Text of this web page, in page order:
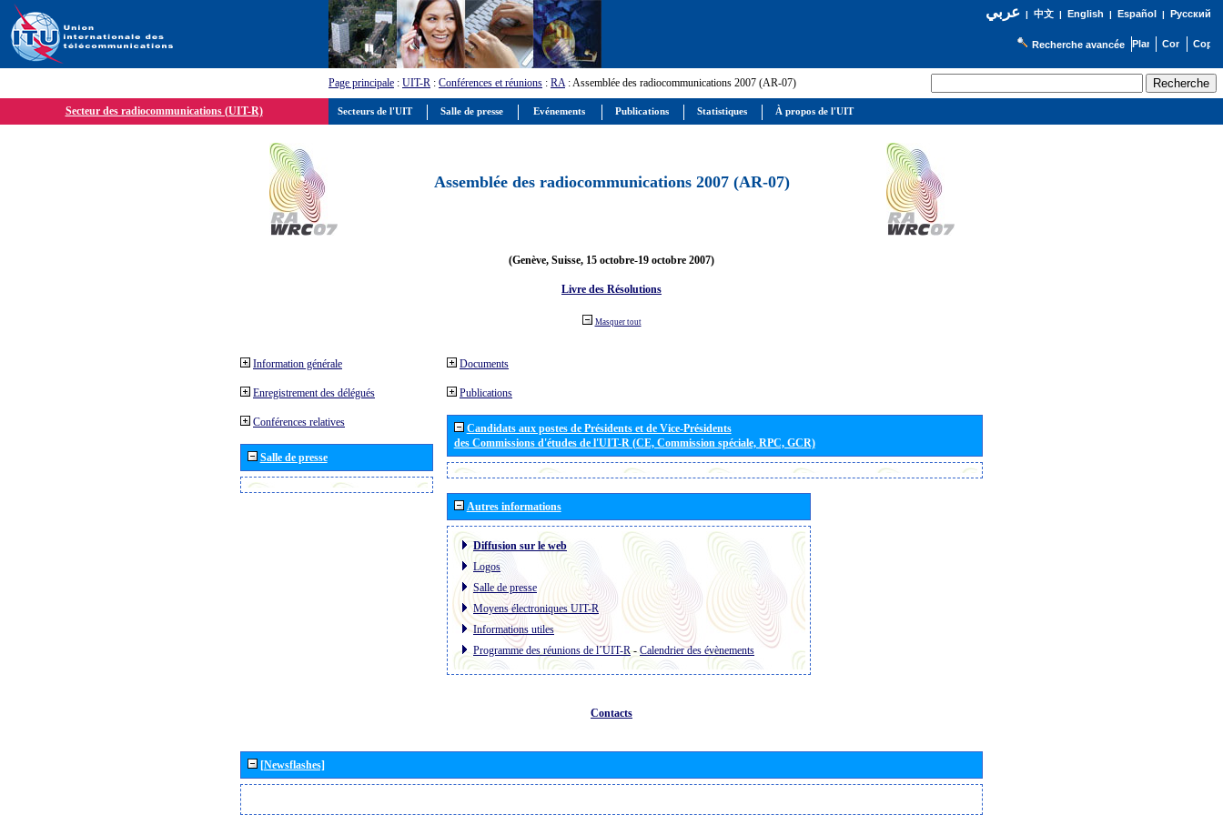
عربي| 中文| English | Español | Русский
Recherche avancée
Page principale : UIT-R : Conférences et réunions : RA: Assemblée des radiocommunications 2007 (AR-07)
Secteur des radiocommunications (UIT-R)
Assemblée des radiocommunications 2007 (AR-07)
(Genève, Suisse, 15 octobre-19 octobre 2007)
Livre des Résolutions
Masquer tout
Information générale
Enregistrement des délégués
Conférences relatives
Salle de presse
Documents
Publications
Candidats aux postes de Présidents et de Vice-Présidents
des Commissions d'études de l'UIT-R (CE, Commission spéciale, RPC, GCR)
Autres informations
Diffusion sur le web
Logos
Salle de presse
Moyens électroniques UIT-R
Informations utiles
Programme des réunions de l´UIT-R- Calendrier des évènements
Contacts
[Newsflashes]
Secteurs de l'UIT Salle de presse Evénements Publications Statistiques À propos de l'UIT